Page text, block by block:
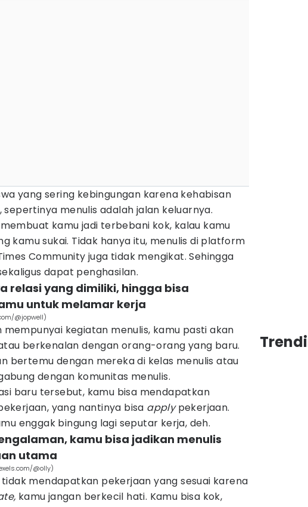
yang sering kebingungan karena kehabisan
sepertinya menulis adalah jalan keluarnya.
kamu jadi terbebani kok, kalau kamu
kamu sukai. Tidak hanya itu, menulis di platform
Community juga tidak mengikat. Sehingga
dapat penghasilan.
relasi yang dimiliki, hingga bisa
untuk melamar kerja
@jopwell)
mempunyai kegiatan menulis, kamu pasti akan
berkenalan dengan orang-orang yang baru.
bertemu dengan mereka di kelas menulis atau
dengan komunitas menulis.
baru tersebut, kamu bisa mendapatkan
yang nantinya bisa applypekerjaan.
enggak bingung lagi seputar kerja, deh.
kamu bisa jadikan menulis
utama
@olly)
mendapatkan pekerjaan yang sesuai karena
kamu jangan berkecil hati. Kamu bisa kok,